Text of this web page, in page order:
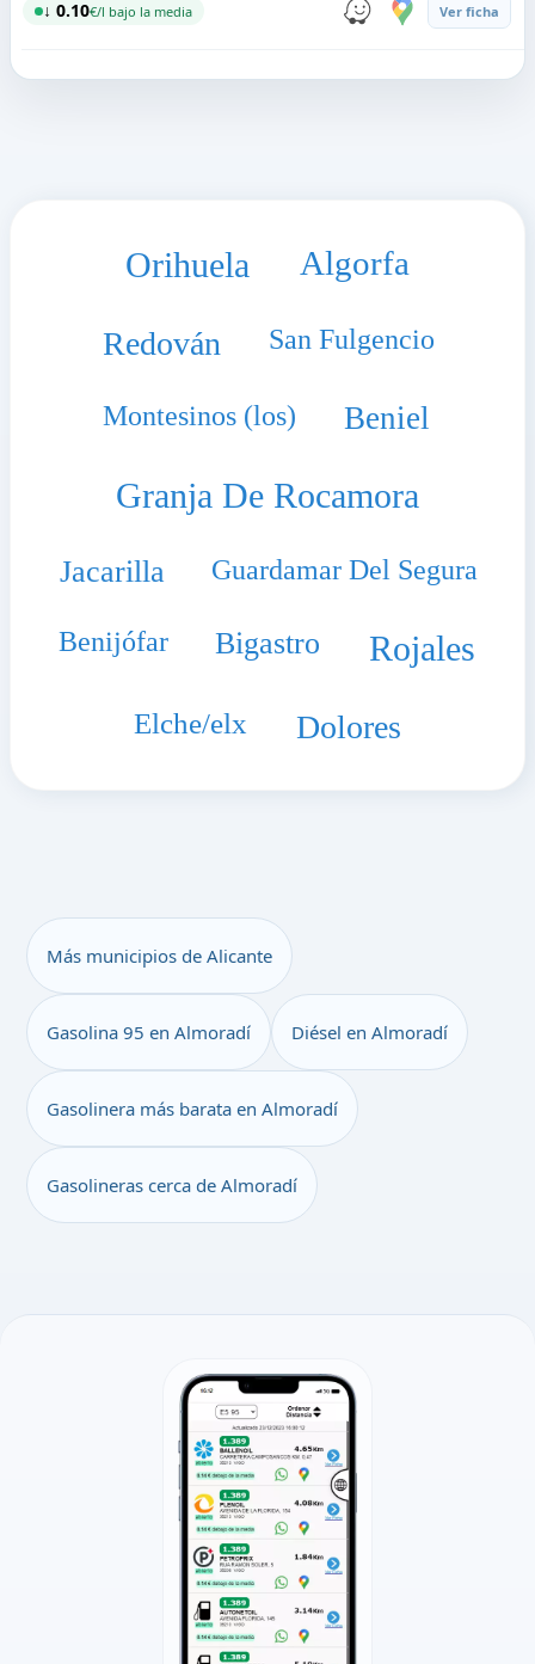
↓ 0.10€/l bajo la media Ver ficha
Orihuela Algorfa
Redován San Fulgencio
Montesinos (los) Beniel
Granja De Rocamora
Jacarilla Guardamar Del Segura
Benijófar Bigastro Rojales
Elche/elx Dolores
Más municipios de Alicante
Gasolina 95 en Almoradí Diésel en Almoradí
Gasolinera más barata en Almoradí
Gasolineras cerca de Almoradí